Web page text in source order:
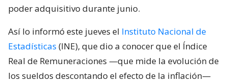
poder adquisitivo durante junio.
Así lo informó este jueves el Instituto Nacional de
Estadísticas (INE), que dio a conocer que el Índice
Real de Remuneraciones —que mide la evolución de
los sueldos descontando el efecto de la inflación—